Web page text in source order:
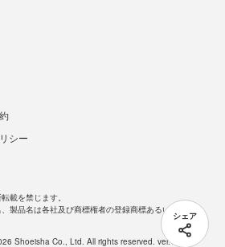
シェア
シー
載を禁じます。
製品名は各社及び商標権者の登録商標あるいは商標で
Shoeisha Co., Ltd. All rights reserved. ver.1.5